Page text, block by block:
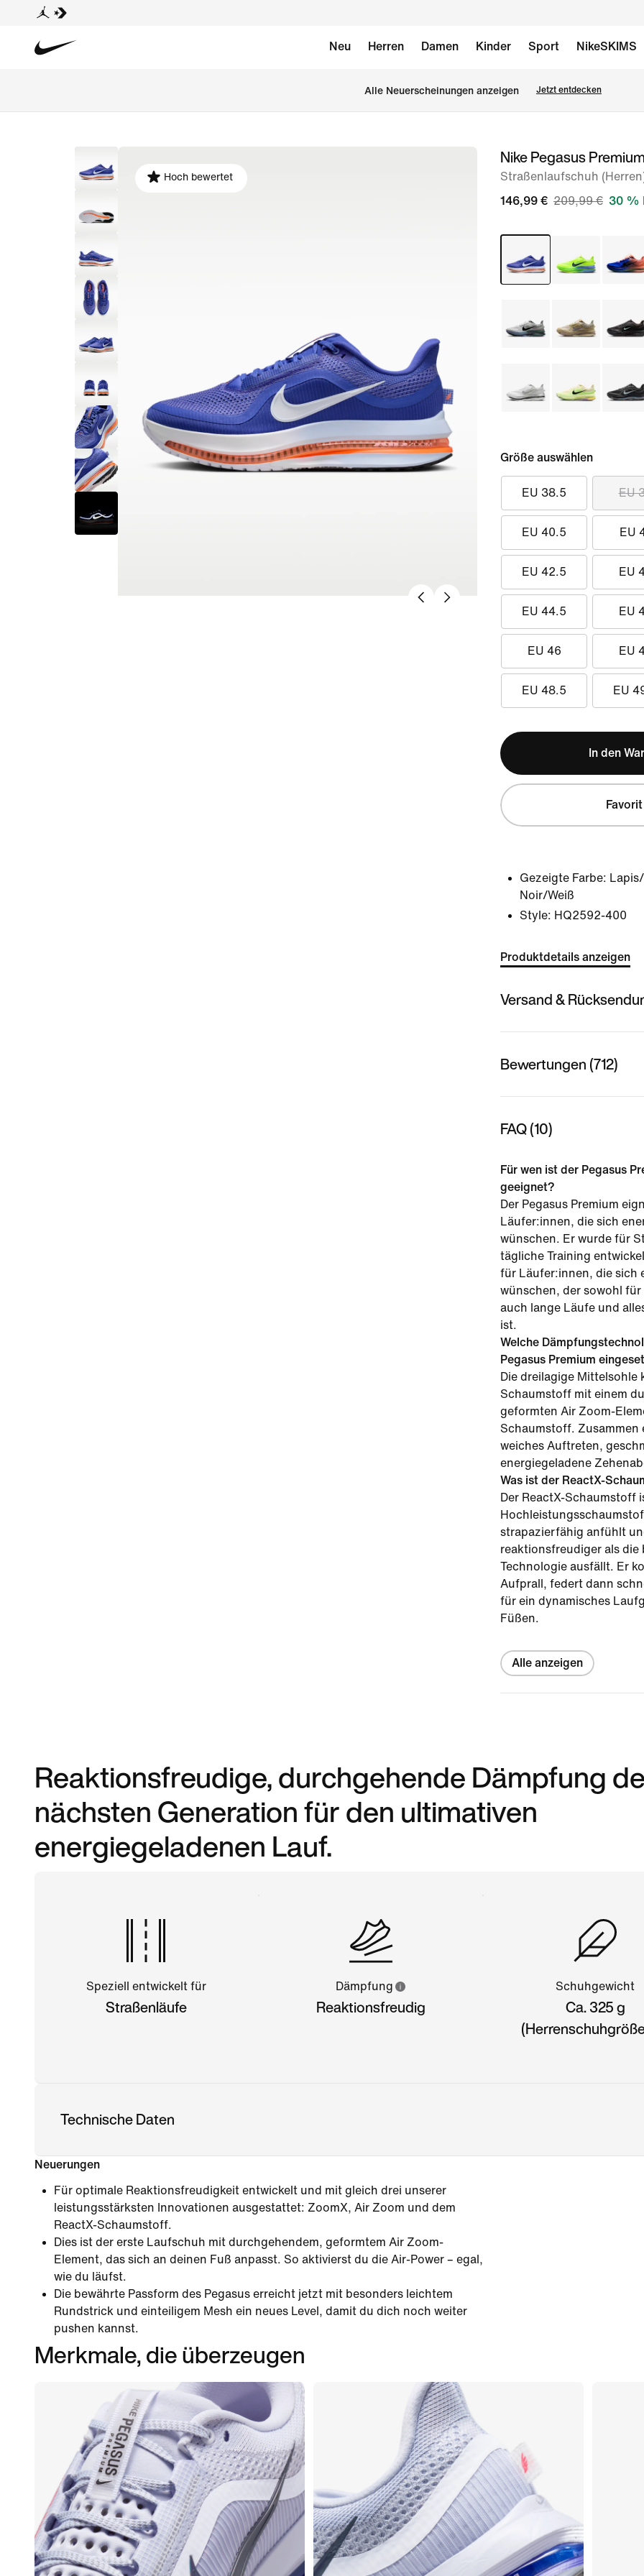
Neu Herren Damen Kinder Sport NikeSKIMS
Alle Neuerscheinungen anzeigen Jetzt entdecken
Bild 1
Hoch bewertet
Nike Pegasus
Straßenlaufschuh
146,99 € 209,99 € 30 %
Größe auswählen
EU 38.5 EU
EU 40.5 EU
EU 42.5 EU
EU 44.5 EU
EU 46 EU
EU 48.5 EU
In den
Favorit
Gezeigte Farbe:
Noir/Weiß
Style: HQ2592-400
Produktdetails anzeigen
Versand &
Bewertungen (712)
FAQ (10)
Für wen ist der Pegasus
geeignet?
Der Pegasus Premium
Läufer:innen, die sich
wünschen. Er wurde für
tägliche Training
für Läufer:innen, die sich
wünschen, der sowohl
auch lange Läufe und
ist.
Welche
Pegasus Premium
Die dreilagige Mittelsohle
Schaumstoff mit einem
geformten Air Zoom-
Schaumstoff. Zusammen
weiches Auftreten,
energiegeladene
Was ist der ReactX-
Der ReactX-Schaumstoff
strapazierfähig anfühlt
reaktionsfreudiger als die
Technologie ausfällt. Er
Aufprall, federt dann
für ein dynamisches
Füßen.
Alle anzeigen
Reaktionsfreudige, durchgehende Dämpfung
nächsten Generation für den ultimativen
energiegeladenen Lauf.
Speziell entwickelt für
Straßenläufe
Dämpfung
Reaktionsfreudig
Schuhgewicht
Ca. 325 g
Technische Daten
Neuerungen
Für optimale Reaktionsfreudigkeit entwickelt und mit gleich drei unserer
leistungsstärksten Innovationen ausgestattet: ZoomX, Air Zoom und dem
ReactX-Schaumstoff.
Dies ist der erste Laufschuh mit durchgehendem, geformtem Air Zoom-
Element, das sich an deinen Fuß anpasst. So aktivierst du die Air-Power – egal,
wie du läufst.
Die bewährte Passform des Pegasus erreicht jetzt mit besonders leichtem
Rundstrick und einteiligem Mesh ein neues Level, damit du dich noch weiter
pushen kannst.
Merkmale, die überzeugen